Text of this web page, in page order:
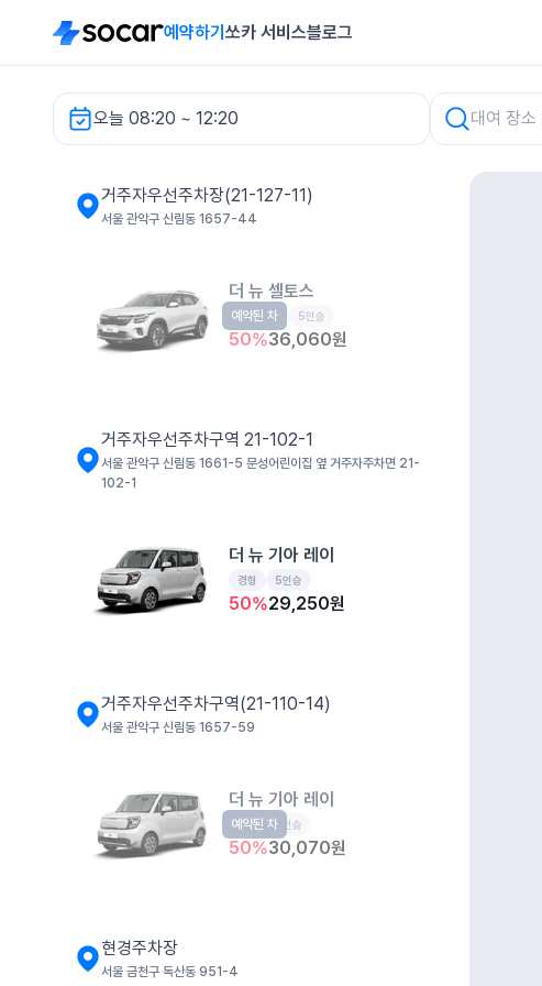
예약하기 쏘카 서비스블로그
오늘 08:20 ~ 12:20
거주자우선주차장(21-127-11) 렌터카
거주자우선주차장(21-127-11)
서울 관악구 신림동 1657-44
더 뉴 셀토스
소형SUV 5인승
50%36,060원
예약된 차
거주자우선주차구역 21-102-1
서울 관악구 신림동 1661-5 문성어린이집 옆 거주자주차면 21-
102-1
더 뉴 기아 레이
경형 5인승
50%29,250원
거주자우선주차구역(21-110-14)
서울 관악구 신림동 1657-59
더 뉴 기아 레이
경형 5인승
50%30,070원
예약된 차
현경주차장
서울 금천구 독산동 951-4